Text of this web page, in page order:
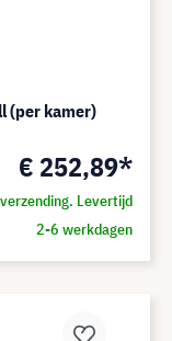
(per kamer)
€ 252,89*
Levertijd
2-6 werkdagen